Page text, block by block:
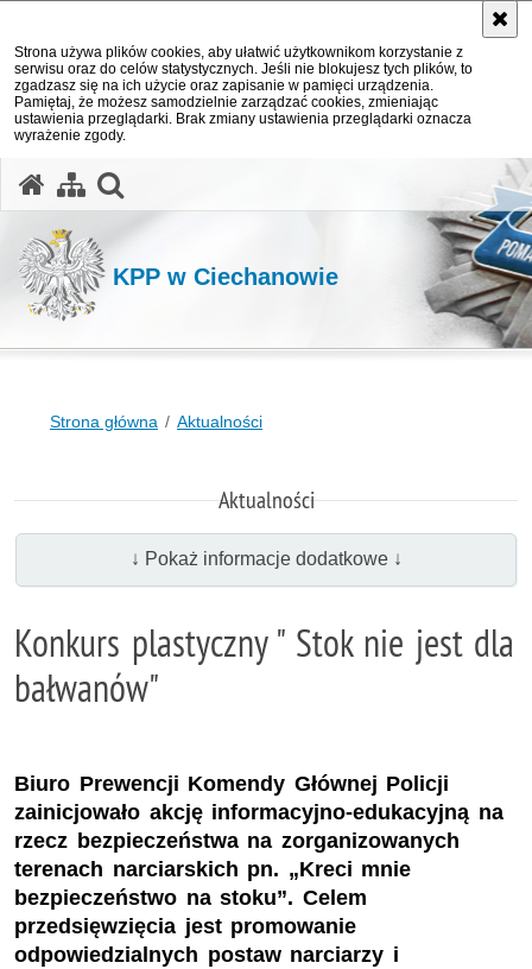
Strona używa plików cookies, aby ułatwić użytkownikom korzystanie z
serwisu oraz do celów statystycznych. Jeśli nie blokujesz tych plików, to
zgadzasz się na ich użycie oraz zapisanie w pamięci urządzenia.
Pamiętaj, że możesz samodzielnie zarządzać cookies, zmieniając
ustawienia przeglądarki. Brak zmiany ustawienia przeglądarki oznacza
wyrażenie zgody.
KPP w Ciechanowie
Strona główna Aktualności
Aktualności
↓ Pokaż informacje dodatkowe ↓
Konkurs plastyczny " Stok nie jest dla
bałwanów"
Biuro Prewencji Komendy Głównej Policji
zainicjowało akcję informacyjno-edukacyjną na
rzecz bezpieczeństwa na zorganizowanych
terenach narciarskich pn. „Kreci mnie
bezpieczeństwo na stoku”. Celem
przedsięwzięcia jest promowanie
odpowiedzialnych postaw narciarzy i